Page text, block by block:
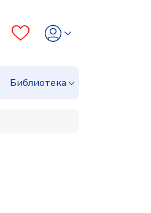
Библиотека